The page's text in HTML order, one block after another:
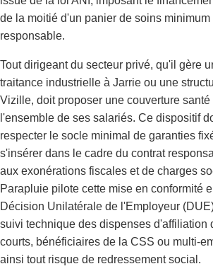
de la moitié d'un panier de soins minimum
responsable.
Tout dirigeant du secteur privé, qu'il gère
traitance industrielle à Jarrie ou une
Vizille, doit proposer une couverture
l'ensemble de ses salariés. Ce dispositif
respecter le socle minimal de garanties
s'insérer dans le cadre du contrat
aux exonérations fiscales et de charges
Parapluie pilote cette mise en conformité
Décision Unilatérale de l'Employeur
suivi technique des dispenses d'affiliation
courts, bénéficiaires de la CSS ou multi-
ainsi tout risque de redressement social.